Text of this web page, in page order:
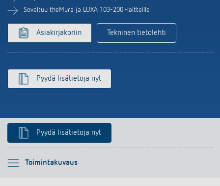
Tehokkaita apulaisia energiakriisissä
Design
Historia
LUXORliving
Soveltuu theMura ja LUXA 103-200 -laitteille
Asiakirjakoriin Tekninen tietolehti
Pyydä lisätietoja nyt
Pyydä lisätietoja nyt
Toimintakuvaus
Ole hyvä ja valitse